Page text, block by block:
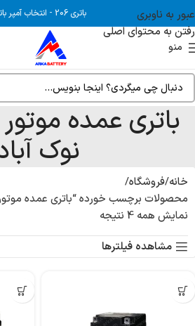
عبور به ناوبری
رفتن به محتوای اصلی
باتری 206 - انتخاب آمپر
منو
باتری عمده
نوک
خانه فروشگاه
محصولات برچسب خورده “باتری عمده
نمایش همه 4 نتیجه
مشاهده فیلترها